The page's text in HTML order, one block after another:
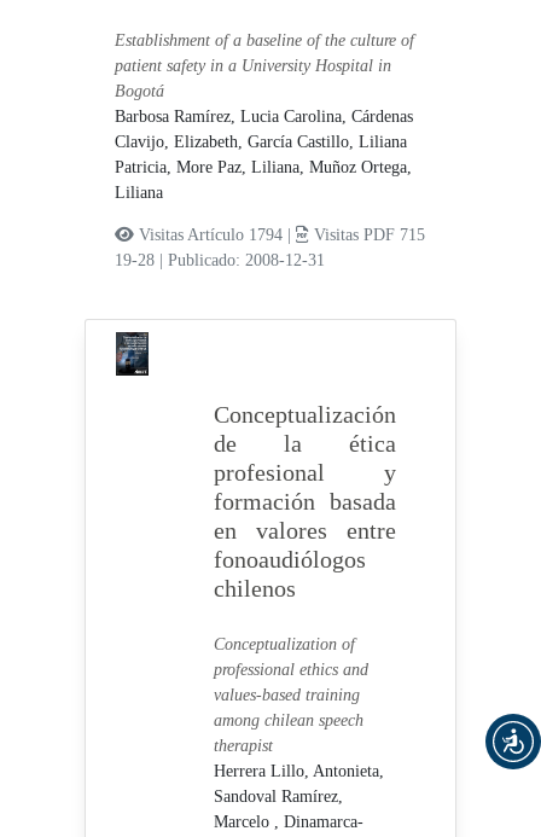
Establishment of a baseline of the culture of
patient safety in a University Hospital in
Bogotá
Barbosa Ramírez, Lucia Carolina,Cárdenas
Clavijo, Elizabeth,García Castillo, Liliana
Patricia,More Paz, Liliana,Muñoz Ortega,
Liliana
Visitas Artículo 1794 |
Visitas PDF 715
19-28
|Publicado: 2008-12-31
Conceptualización
de la ética
profesional y
formación basada
en valores entre
fonoaudiólogos
chilenos
Conceptualization of
professional ethics and
values-based training
among chilean speech
therapist
Herrera Lillo, Antonieta,
Sandoval Ramírez,
Marcelo , Dinamarca-